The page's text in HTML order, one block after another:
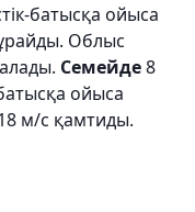
батысқа ойыса
Облыс
Семейде8
ойыса
18 м/с қамтиды.